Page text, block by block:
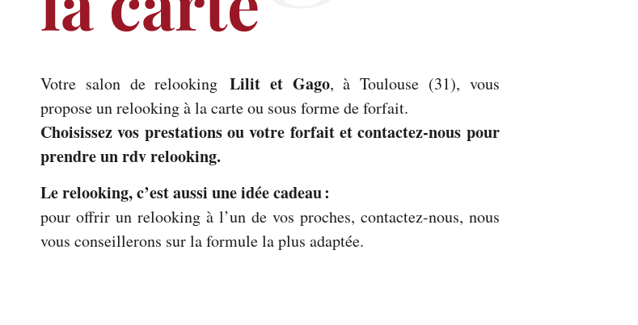
Votre salon de relookingLilit et Gago, à Toulouse (31), vous
propose un relooking à la carte ou sous forme de forfait.
Choisissez vos prestations ou votre forfait et contactez-nous pour
prendre un rdv relooking.
Le relooking, c’est aussi une idée cadeau :
pour offrir un relooking à l’un de vos proches, contactez-nous, nous
vous conseillerons sur la formule la plus adaptée.